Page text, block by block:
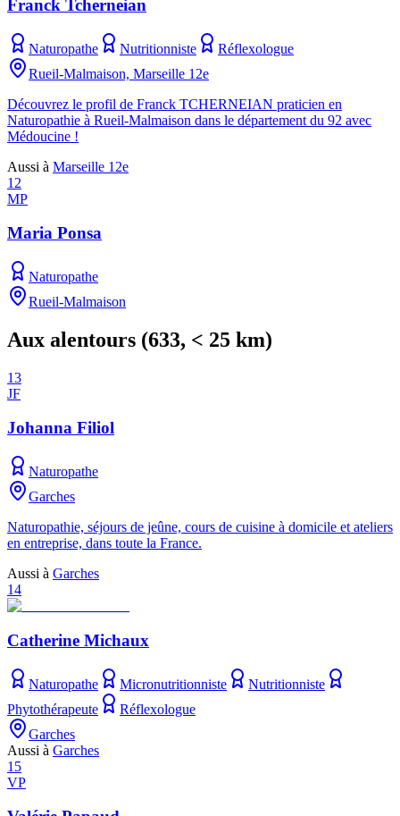
Franck Tcherneian
Naturopathe Nutritionniste
Réflexologue
Rueil-Malmaison, Marseille 12e
Découvrez le profil de Franck TCHERNEIAN praticien en
Naturopathie à Rueil-Malmaison dans le département du 92 avec
Médoucine !
Aussi à Marseille 12e
12
MP
Maria Ponsa
Naturopathe
Rueil-Malmaison
Aux alentours (633, < 25 km)
13
JF
Johanna Filiol
Naturopathe
Garches
Naturopathie, séjours de jeûne, cours de cuisine à domicile et ateliers
en entreprise, dans toute la France.
Aussi à Garches
14
Catherine Michaux
Naturopathe Micronutritionniste
Nutritionniste
Phytothérapeute
Réflexologue
Garches
Aussi à Garches
15
VP